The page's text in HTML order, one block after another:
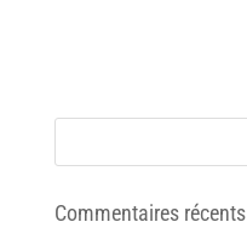
Commentaires récents